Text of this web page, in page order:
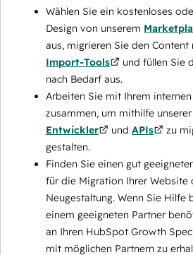
Wählen Sie ein kostenloses
Design von unserem
aus, migrieren Sie den
Import-Tools
und füllen Sie
nach Bedarf aus.
Arbeiten Sie mit Ihrem
zusammen, um mithilfe unserer
Entwickler
und APIs
zu
gestalten.
Finden Sie einen gut
für die Migration Ihrer Website
Neugestaltung. Wenn Sie Hilfe
einem geeigneten Partner
an Ihren HubSpot Growth
mit möglichen Partnern zu